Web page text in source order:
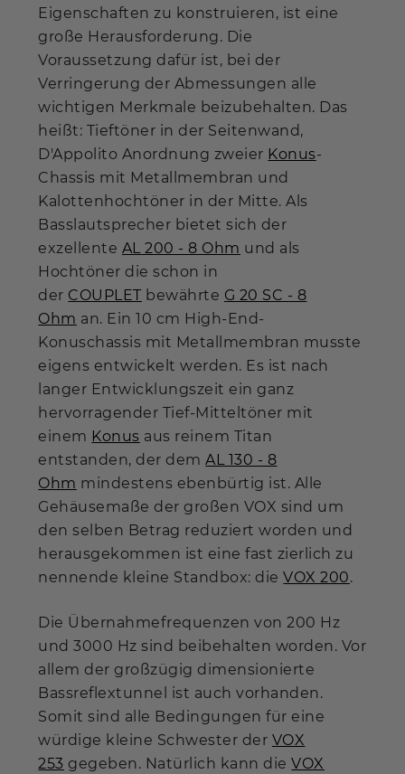
Eigenschaften zu konstruieren, ist eine
große Herausforderung. Die
Voraussetzung dafür ist, bei der
Verringerung der Abmessungen alle
wichtigen Merkmale beizubehalten. Das
heißt: Tieftöner in der Seitenwand,
D'Appolito Anordnung zweier Konus-
Chassis mit Metallmembran und
Kalottenhochtöner in der Mitte. Als
Basslautsprecher bietet sich der
exzellente AL 200 - 8 Ohm und als
Hochtöner die schon in
der COUPLET bewährte G 20 SC - 8
Ohm an. Ein 10 cm High-End-
Konuschassis mit Metallmembran musste
eigens entwickelt werden. Es ist nach
langer Entwicklungszeit ein ganz
hervorragender Tief-Mitteltöner mit
einem Konus aus reinem Titan
entstanden, der demAL 130 - 8
Ohm mindestens ebenbürtig ist. Alle
Gehäusemaße der großen VOX sind um
den selben Betrag reduziert worden und
herausgekommen ist eine fast zierlich zu
nennende kleine Standbox: dieVOX 200.
Die Übernahmefrequenzen von 200 Hz
und 3000 Hz sind beibehalten worden. Vor
allem der großzügig dimensionierte
Bassreflextunnel ist auch vorhanden.
Somit sind alle Bedingungen für eine
würdige kleine Schwester der VOX
253 gegeben. Natürlich kann dieVOX